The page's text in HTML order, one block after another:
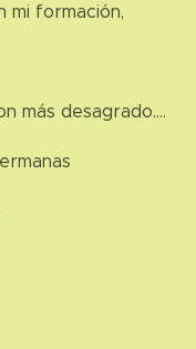
mi formación,
más desagrado….